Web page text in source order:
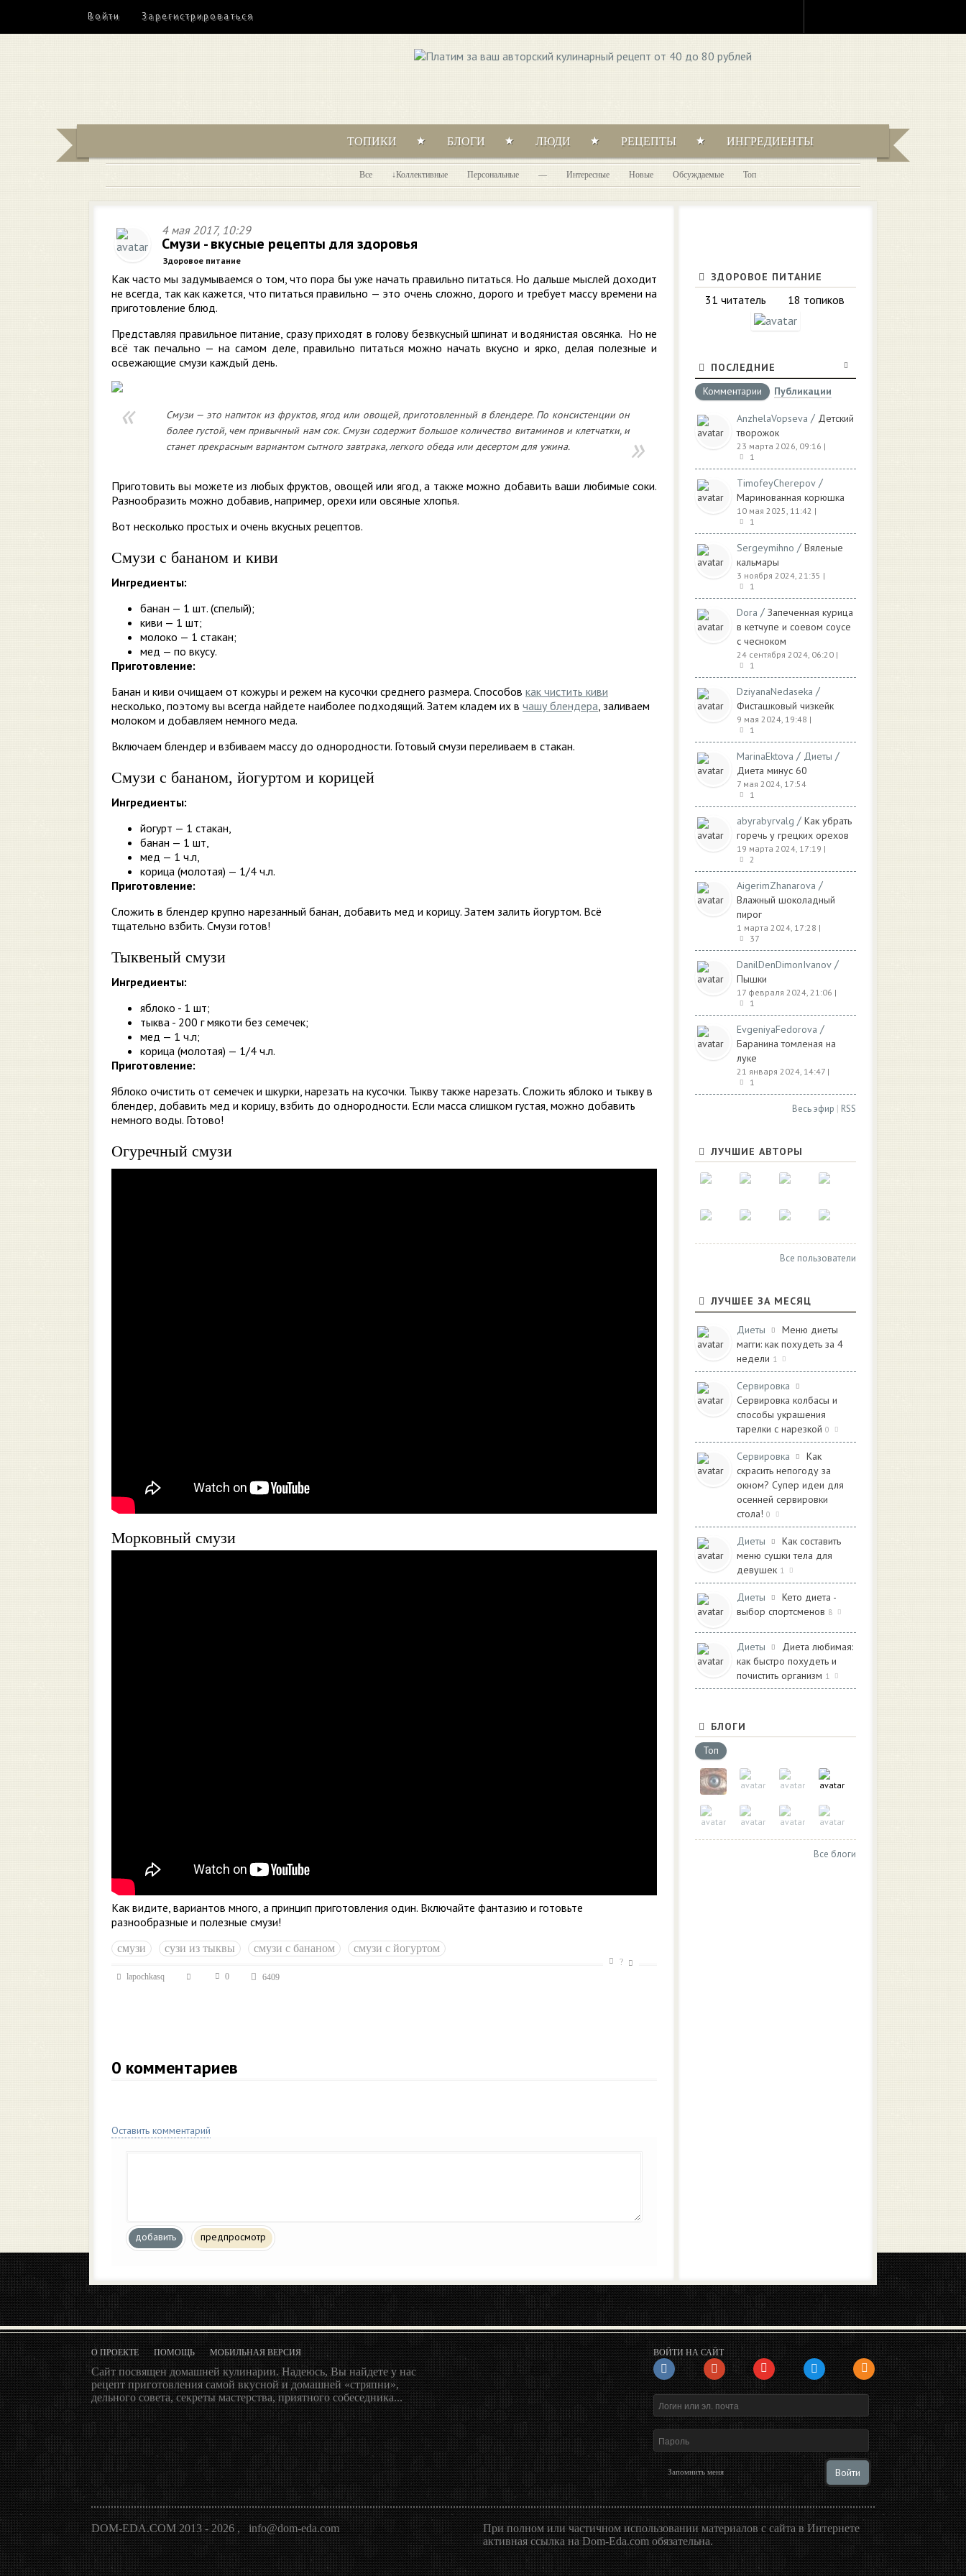
Войти Зарегистрироваться
ТОПИКИ БЛОГИ ЛЮДИ РЕЦЕПТЫ ИНГРЕДИЕНТЫ
Все Коллективные Персональные — Интересные Новые Обсуждаемые Топ
4 мая 2017, 10:29
Смузи - вкусные рецепты для здоровья
Здоровое питание
Как часто мы задумываемся о том, что пора бы уже начать правильно питаться. Но дальше мыслей доходит
не всегда, так как кажется, что питаться правильно — это очень сложно, дорого и требует массу времени на
приготовление блюд.
Представляя правильное питание, сразу приходят в голову безвкусный шпинат и водянистая овсянка. Но не
всё так печально — на самом деле, правильно питаться можно начать вкусно и ярко, делая полезные и
освежающие смузи каждый день.
Смузи — это напиток из фруктов, ягод или овощей, приготовленный в блендере. По консистенции он
более густой, чем привычный нам сок. Смузи содержит большое количество витаминов и клетчатки, и
станет прекрасным вариантом сытного завтрака, легкого обеда или десертом для ужина.
Приготовить вы можете из любых фруктов, овощей или ягод, а также можно добавить ваши любимые соки.
Разнообразить можно добавив, например, орехи или овсяные хлопья.
Вот несколько простых и очень вкусных рецептов.
Смузи с бананом и киви
Ингредиенты:
банан — 1 шт. (спелый);
киви — 1 шт;
молоко — 1 стакан;
мед — по вкусу.
Приготовление:
Банан и киви очищаем от кожуры и режем на кусочки среднего размера. Способов как чистить киви
несколько, поэтому вы всегда найдете наиболее подходящий. Затем кладем их в чашу блендера, заливаем
молоком и добавляем немного меда.
Включаем блендер и взбиваем массу до однородности. Готовый смузи переливаем в стакан.
Смузи с бананом, йогуртом и корицей
Ингредиенты:
йогурт — 1 стакан,
банан — 1 шт,
мед — 1 ч.л,
корица (молотая) — 1/4 ч.л.
Приготовление:
Сложить в блендер крупно нарезанный банан, добавить мед и корицу. Затем залить йогуртом. Всё
тщательно взбить. Смузи готов!
Тыквеный смузи
Ингредиенты:
яблоко - 1 шт;
тыква - 200 г мякоти без семечек;
мед — 1 ч.л;
корица (молотая) — 1/4 ч.л.
Приготовление:
Яблоко очистить от семечек и шкурки, нарезать на кусочки. Тыкву также нарезать. Сложить яблоко и тыкву в
блендер, добавить мед и корицу, взбить до однородности. Если масса слишком густая, можно добавить
немного воды. Готово!
Огуречный смузи
Морковный смузи
Как видите, вариантов много, а принцип приготовления один. Включайте фантазию и готовьте
разнообразные и полезные смузи!
смузи сузи из тыквы смузи с бананом смузи с йогуртом
lapochkasq 0 6409
?
0 комментариев
Оставить комментарий
добавить предпросмотр
ЗДОРОВОЕ ПИТАНИЕ
31 читатель 18 топиков
ПОСЛЕДНИЕ
Комментарии
Публикации
AnzhelaVopseva / Детский
творожок
23 марта 2026, 09:16 |
1
TimofeyCherepov /
Маринованная корюшка
10 мая 2025, 11:42 |
1
Sergeymihno / Вяленые
кальмары
3 ноября 2024, 21:35 |
1
Dora / Запеченная курица
в кетчупе и соевом соусе
с чесноком
24 сентября 2024, 06:20 |
1
DziyanaNedaseka /
Фисташковый чизкейк
9 мая 2024, 19:48 |
1
MarinaEktova / Диеты /
Диета минус 60
7 мая 2024, 17:54
1
abyrabyrvalg / Как убрать
горечь у грецких орехов
19 марта 2024, 17:19 |
2
AigerimZhanarova /
Влажный шоколадный
пирог
1 марта 2024, 17:28 |
37
DanilDenDimonIvanov /
Пышки
17 февраля 2024, 21:06 |
1
EvgeniyaFedorova /
Баранина томленая на
луке
21 января 2024, 14:47 |
1
Весь эфир | RSS
ЛУЧШИЕ АВТОРЫ
Все пользователи
ЛУЧШЕЕ ЗА МЕСЯЦ
Диеты
Меню диеты
магги: как похудеть за 4
недели 1
Сервировка
Сервировка колбасы и
способы украшения
тарелки с нарезкой 0
Сервировка
Как
скрасить непогоду за
окном? Супер идеи для
осенней сервировки
стола! 0
Диеты
Как составить
меню сушки тела для
девушек 1
Диеты
Кето диета -
выбор спортсменов 8
Диеты
Диета любимая:
как быстро похудеть и
почистить организм 1
БЛОГИ
Топ
Все блоги
О ПРОЕКТЕПОМОЩЬ МОБИЛЬНАЯ ВЕРСИЯ
Сайт посвящен домашней кулинарии. Надеюсь, Вы найдете у нас
рецепт приготовления самой вкусной и домашней «стряпни»,
дельного совета, секреты мастерства, приятного собеседника...
ВОЙТИ НА САЙТ
Запомнить меня Войти
DOM-EDA.COM 2013 - 2026,info@dom-eda.com
При полном или частичном использовании материалов с сайта в Интернете
активная ссылка на Dom-Eda.com обязательна.